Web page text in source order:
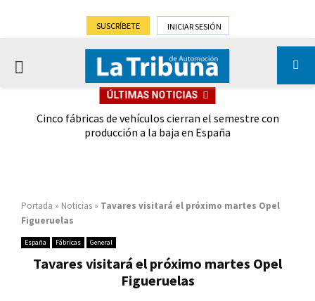
SUSCRÍBETE INICIAR SESIÓN
PRIMARY
ÚLTIMAS NOTICIAS
Cinco fábricas de vehículos cierran el semestre con
producción a la baja en España
Portada » Noticias » Tavares visitará el próximo martes Opel
Figueruelas
España Fábricas General
Tavares visitará el próximo martes Opel
Figueruelas